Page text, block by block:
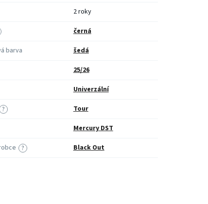
2 roky
černá
barva
šedá
25/26
Univerzální
?
Tour
Mercury DST
? Black Out